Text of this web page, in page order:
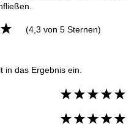
(4,3 von 5 Sternen)
in das Ergebnis ein.